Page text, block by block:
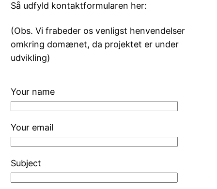
Så udfyld kontaktformularen her:
(Obs. Vi frabeder os venligst henvendelser
omkring domænet, da projektet er under
udvikling)
Your name
Your email
Subject